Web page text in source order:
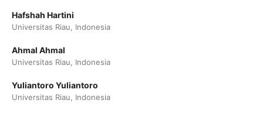
Hafshah Hartini
Universitas Riau, Indonesia
Ahmal Ahmal
Universitas Riau, Indonesia
Yuliantoro Yuliantoro
Universitas Riau, Indonesia